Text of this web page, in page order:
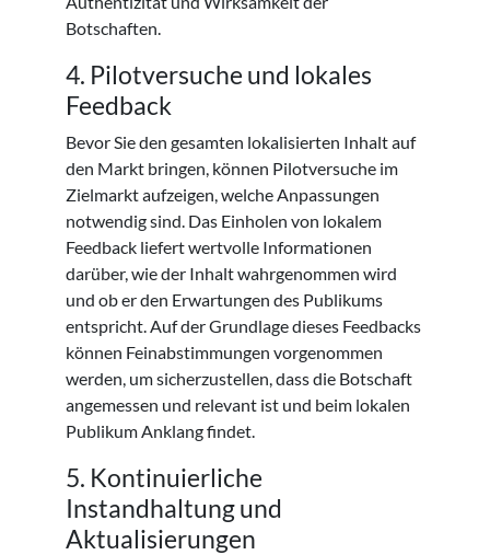
Botschaften.
4. Pilotversuche und lokales
Feedback
Bevor Sie den gesamten lokalisierten Inhalt auf
den Markt bringen, können Pilotversuche im
Zielmarkt aufzeigen, welche Anpassungen
notwendig sind. Das Einholen von lokalem
Feedback liefert wertvolle Informationen
darüber, wie der Inhalt wahrgenommen wird
und ob er den Erwartungen des Publikums
entspricht. Auf der Grundlage dieses Feedbacks
können Feinabstimmungen vorgenommen
werden, um sicherzustellen, dass die Botschaft
angemessen und relevant ist und beim lokalen
Publikum Anklang findet.
5. Kontinuierliche
Instandhaltung und
Aktualisierungen